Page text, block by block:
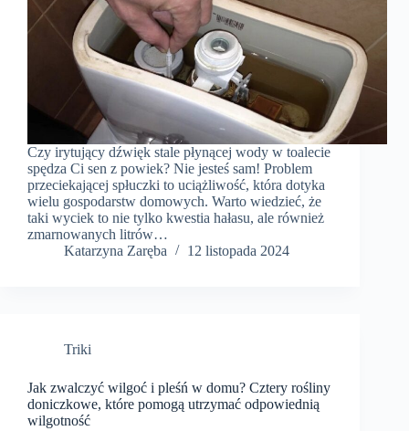
Czy irytujący dźwięk stale płynącej wody w toalecie
spędza Ci sen z powiek? Nie jesteś sam! Problem
przeciekającej spłuczki to uciążliwość, która dotyka
wielu gospodarstw domowych. Warto wiedzieć, że
taki wyciek to nie tylko kwestia hałasu, ale również
zmarnowanych litrów…
Katarzyna Zaręba
12 listopada 2024
Triki
Jak zwalczyć wilgoć i pleśń w domu? Cztery rośliny
doniczkowe, które pomogą utrzymać odpowiednią
wilgotność